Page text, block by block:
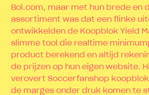
Bol.com, maar met hun brede en
assortiment was dat een flinke
ontwikkelden de Koopblok Yield
slimme tool die realtime
product berekend en altijd
de prijzen op hun eigen website.
verovert Soccerfanshop
de marges onder druk komen te